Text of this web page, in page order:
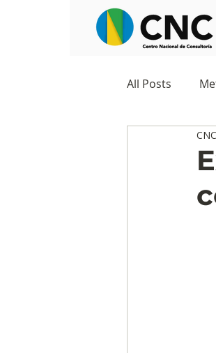
All Posts
CNC